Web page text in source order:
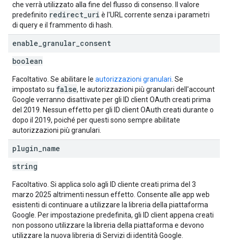
che verrà utilizzato alla fine del flusso di consenso. Il valore
predefinito redirect uri è l'URL corrente senza i parametri
di query e il frammento di hash.
enable granular consent
boolean
Facoltativo. Se abilitare le autorizzazioni granulari . Se
impostato su false, le autorizzazioni più granulari dell'account
Google verranno disattivate per gli ID client OAuth creati prima
del 2019. Nessun effetto per gli ID client OAuth creati durante o
dopo il 2019, poiché per questi sono sempre abilitate
autorizzazioni più granulari.
plugin name
string
Facoltativo. Si applica solo agli ID cliente creati prima del 3
marzo 2025 altrimenti nessun effetto. Consente alle app web
esistenti di continuare a utilizzare la libreria della piattaforma
Google. Per impostazione predefinita, gli ID client appena creati
non possono utilizzare la libreria della piattaforma e devono
utilizzare la nuova libreria di Servizi di identità Google.